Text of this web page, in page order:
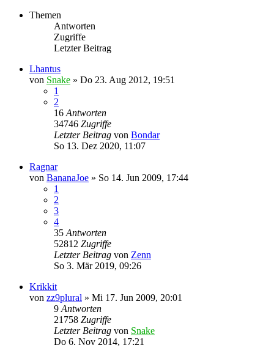
Themen
Antworten
Zugriffe
Letzter Beitrag
Lhantus
von Snake » Do 23. Aug 2012, 19:51
1
2
16 Antworten
34746 Zugriffe
Letzter Beitrag von Bondar
So 13. Dez 2020, 11:07
Ragnar
von BananaJoe » So 14. Jun 2009, 17:44
1
2
3
4
35 Antworten
52812 Zugriffe
Letzter Beitrag von Zenn
So 3. Mär 2019, 09:26
Krikkit
von zz9plural » Mi 17. Jun 2009, 20:01
9 Antworten
21758 Zugriffe
Letzter Beitrag von Snake
Do 6. Nov 2014, 17:21